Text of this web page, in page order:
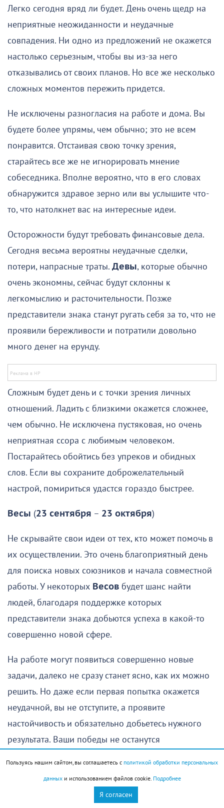
Легко сегодня вряд ли будет. День очень щедр на
неприятные неожиданности и неудачные
совпадения. Ни одно из предложений не окажется
настолько серьезным, чтобы вы из-за него
отказывались от своих планов. Но все же несколько
сложных моментов пережить придется.
Не исключены разногласия на работе и дома. Вы
будете более упрямы, чем обычно; это не всем
понравится. Отстаивая свою точку зрения,
старайтесь все же не игнорировать мнение
собеседника. Вполне вероятно, что в его словах
обнаружится здравое зерно или вы услышите что-
то, что натолкнет вас на интересные идеи.
Осторожности будут требовать финансовые дела.
Сегодня весьма вероятны неудачные сделки,
потери, напрасные траты. Девы, которые обычно
очень экономны, сейчас будут склонны к
легкомыслию и расточительности. Позже
представители знака станут ругать себя за то, что не
проявили бережливости и потратили довольно
много денег на ерунду.
Сложным будет день и с точки зрения личных
отношений. Ладить с близкими окажется сложнее,
чем обычно. Не исключена пустяковая, но очень
неприятная ссора с любимым человеком.
Постарайтесь обойтись без упреков и обидных
слов. Если вы сохраните доброжелательный
настрой, помириться удастся гораздо быстрее.
Весы (23 сентября – 23 октября)
Не скрывайте свои идеи от тех, кто может помочь в
их осуществлении. Это очень благоприятный день
для поиска новых союзников и начала совместной
работы. У некоторых Весов будет шанс найти
людей, благодаря поддержке которых
представители знака добьются успеха в какой-то
совершенно новой сфере.
На работе могут появиться совершенно новые
задачи, далеко не сразу станет ясно, как их можно
решить. Но даже если первая попытка окажется
неудачной, вы не отступите, а проявите
настойчивость и обязательно добьетесь нужного
результата. Ваши победы не останутся
предложат вам что-то интересное.
Пользуясь нашим сайтом, вы соглашаетесь с политикой обработки персональных
данныхи использованием файлов cookie. Подробнее
Я согласен